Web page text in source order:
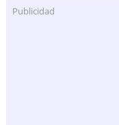
Publicidad